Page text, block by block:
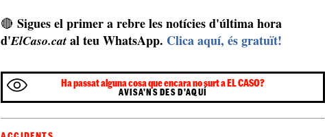
🔴Sigues el primer a rebre les notícies d'última hora
d'ElCaso.cat al teu WhatsApp. Clica aquí, és gratuït!
Ha passat alguna cosa que encara no surt a EL CASO?
AVISA'NS DES D'AQUÍ